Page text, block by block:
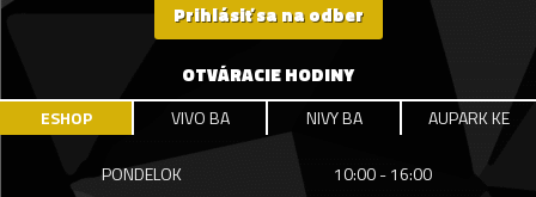
Prihlásiť sa na odber
OTVÁRACIE HODINY
ESHOP VIVO BA NIVY BA AUPARK KE
PONDELOK
10:00 - 16:00